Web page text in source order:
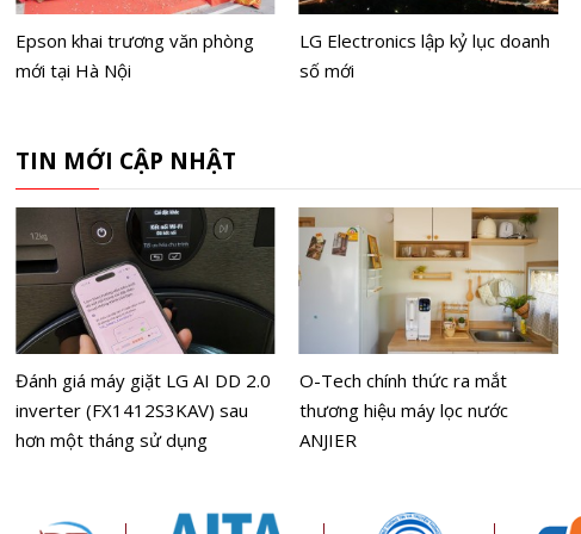
Epson khai trương văn phòng
mới tại Hà Nội
LG Electronics lập kỷ lục doanh
số mới
TIN MỚI CẬP NHẬT
Đánh giá máy giặt LG AI DD 2.0
inverter (FX1412S3KAV) sau
hơn một tháng sử dụng
O-Tech chính thức ra mắt
thương hiệu máy lọc nước
ANJIER